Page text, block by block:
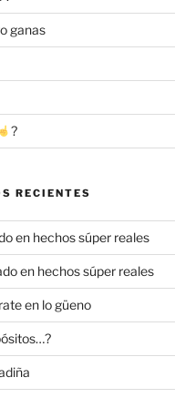
ganas
?
RECIENTES
en hechos súper reales
en hechos súper reales
en lo güeno